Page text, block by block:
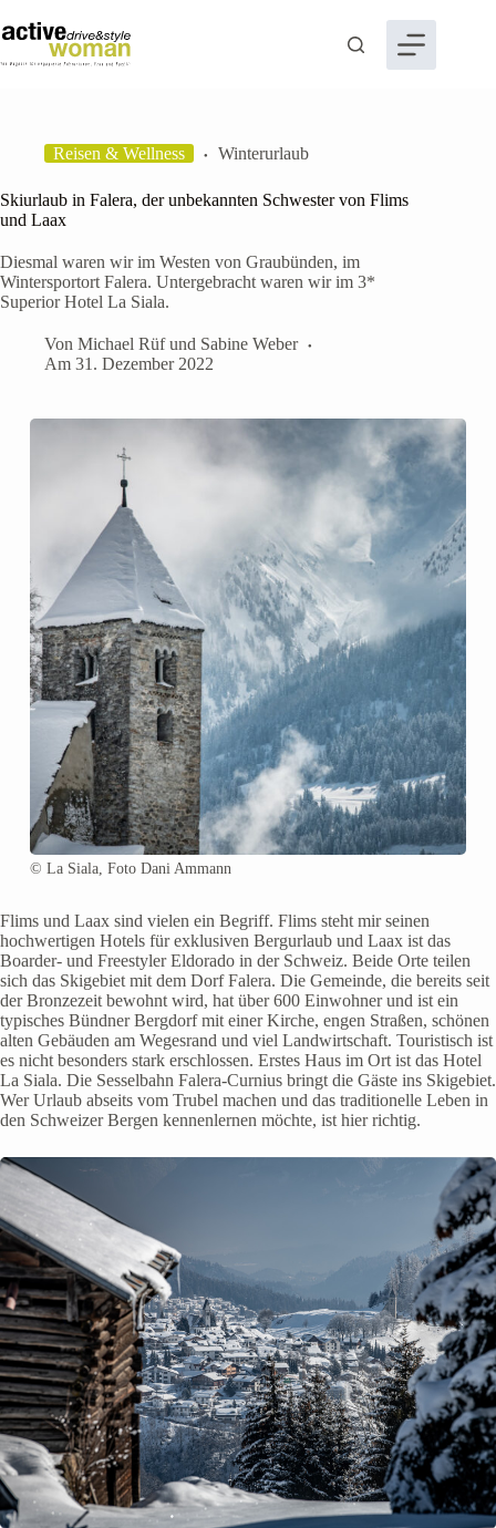
Inhalt
springen
Reisen & Wellness Winterurlaub
Skiurlaub in Falera, der unbekannten Schwester von Flims
und Laax
Diesmal waren wir im Westen von Graubünden, im
Wintersportort Falera. Untergebracht waren wir im 3*
Superior Hotel La Siala.
Von Michael Rüfund Sabine Weber
Am 31. Dezember 2022
© La Siala, Foto Dani Ammann
Flims und Laax sind vielen ein Begriff. Flims steht mir seinen
hochwertigen Hotels für exklusiven Bergurlaub und Laax ist das
Boarder- und Freestyler Eldorado in der Schweiz. Beide Orte teilen
sich das Skigebiet mit dem Dorf Falera. Die Gemeinde, die bereits seit
der Bronzezeit bewohnt wird, hat über 600 Einwohner und ist ein
typisches Bündner Bergdorf mit einer Kirche, engen Straßen, schönen
alten Gebäuden am Wegesrand und viel Landwirtschaft. Touristisch ist
es nicht besonders stark erschlossen. Erstes Haus im Ort ist das Hotel
La Siala. Die Sesselbahn Falera-Curnius bringt die Gäste ins Skigebiet.
Wer Urlaub abseits vom Trubel machen und das traditionelle Leben in
den Schweizer Bergen kennenlernen möchte, ist hier richtig.